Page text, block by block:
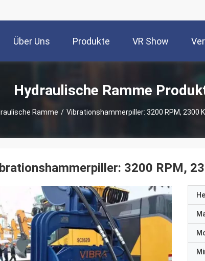
Über Uns Produkte VR Show
Hydraulische Ramme
Ramme / Vibrationshammerpiller: 3200 RPM, 2300
3200 RPM,